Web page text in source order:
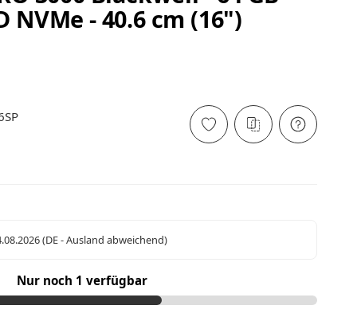
NVMe - 40.6 cm (16")
(DE - Ausland abweichend)
Nur noch 1 verfügbar